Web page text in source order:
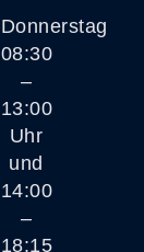
Donnerstag
08:30
–
13:00
Uhr
und
14:00
–
18:15